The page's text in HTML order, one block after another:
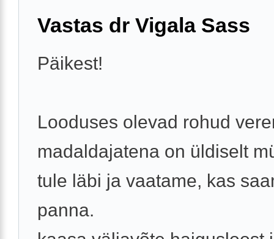
Vastas dr Vigala Sass
Päikest!
Looduses olevad rohud
madaldajatena on üldiselt
tule läbi ja vaatame, kas
panna.